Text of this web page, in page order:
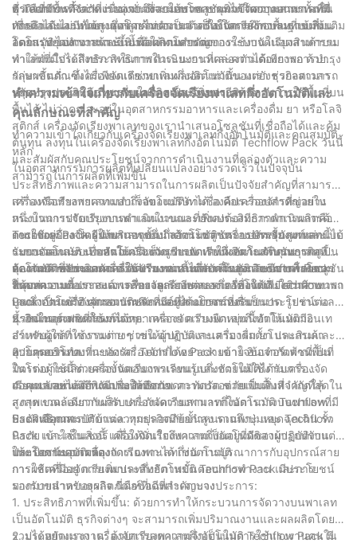
ธุรกิจที่มีพื้นที่จำกัด เนื่องจากช่วยให้พวกเขาเพิ่มขีดความสามารถใน
การดำเนินงานได้สูงสุดโดยไม่จำเป็นต้องใช้โครงสร้างพื้นฐานเพิ่มเติม
ตัวเลือกการตั้งค่าที่ง่ายดาย จึงสามารถควบคุมได้โดยบุคลากรทั้งที่มี
ทักษะและไม่มีทักษะ ซึ่งช่วยลดความจำเป็นในการฝึกอบรมที่เข้มข้น
ลดการหยุดทำงานและเพิ่มผลผลิตโดยรวม
ที่ Techflow Pack เรามุ่งมั่นที่จะมอบโซลูชันการจัดวางบนพาเลทที่
เชื่อถือได้และทนทานแก่ลูกค้าของเรา เครื่องจัดเรียงพาเลทแบบกึ่ง
อัตโนมัติของเราสร้างขึ้นเพื่อให้ทนทานต่อการใช้งานในอุตสาหกรรม
ทำให้มั่นใจได้ถึงประสิทธิภาพในระยะยาวและความต้องการการบำรุง
รักษาขั้นต่ำ ซึ่งไม่เพียงแต่ช่วยเพิ่มผลผลิตเท่านั้น แต่ยังช่วยลดเวลา
หยุดทำงานและต้นทุนรวมในการเป็นเจ้าของอีกด้วย
โดยสรุป ไม่สามารถเน้นย้ำถึงความสำคัญของระบบจัดเรียงสินค้าบน
พาเลทที่มีประสิทธิภาพในการดำเนินงานที่คล่องตัวได้เพียงพอ ด้วย
กลุ่มผลิตภัณฑ์เครื่องจัดเรียงพาเลทกึ่งอัตโนมัติของเรา ธุรกิจสามารถ
ปรับปรุงประสิทธิภาพ เพิ่มผลผลิต และเพิ่มประสิทธิภาพการใช้พื้นที่บน
พื้นได้ ไม่ว่าคุณจะอยู่ในอุตสาหกรรมอาหารและเครื่องดื่ม ยา หรือโลจิ
สติกส์ เครื่องจัดเรียงพาเลทของเรานำเสนอโซลูชันที่เชื่อถือได้และคุ้ม
ต้นทุน ลงทุนในเครื่องจัดเรียงพาเลทกึ่งอัตโนมัติ Techflow Pack วันนี้
และสัมผัสกับคุณประโยชน์จากการดำเนินงานที่คล่องตัวและความ
สามารถในการผลิตที่เพิ่มขึ้น
ทำความเข้าใจเกี่ยวกับเครื่องจัดเรียงพาเลทกึ่งอัตโนมัติและ
คุณลักษณะที่สำคัญ
ทำความเข้าใจเกี่ยวกับเครื่องจัดเรียงพาเลทกึ่งอัตโนมัติและคุณสมบัติ
หลัก
ในอุตสาหกรรมการผลิตที่เปลี่ยนแปลงอย่างรวดเร็วในปัจจุบัน
ประสิทธิภาพและความสามารถในการผลิตเป็นปัจจัยสำคัญที่สามารถ
สร้างหรือทำลายความสำเร็จของบริษัทได้ องค์ประกอบสำคัญอย่าง
หนึ่งในการปรับปรุงการดำเนินงานและเพิ่มประสิทธิภาพการผลิตคือ
การใช้เครื่องจัดเรียงพาเลทแบบกึ่งอัตโนมัติ เครื่องจักรขั้นสูงเหล่านี้ได้
รับการออกแบบเพื่อทำให้กระบวนการจัดเรียงผลิตภัณฑ์บนพาเลทเป็น
อัตโนมัติ ซึ่งช่วยลดการใช้แรงงานคนและเพิ่มประสิทธิภาพโดยรวม
ในบทความนี้ เราจะเจาะลึกรายละเอียดของเครื่องจัดเรียงสินค้าบนพา
เลทกึ่งอัตโนมัติ คุณสมบัติหลัก และประโยชน์ที่จะเป็นประโยชน์ต่อ
ธุรกิจในอุตสาหกรรมต่างๆ
เครื่องจัดเรียงพาเลทแบบกึ่งอัตโนมัติตามชื่อ คือเครื่องจักรที่ช่วยใน
กระบวนการจัดเรียงบนพาเลทในขณะที่ยังคงต้องมีการดำเนินการด้วย
ตนเองอยู่บ้าง โดยนำเสนอจุดกึ่งกลางระหว่างระบบจัดเรียงพาเลทแบบ
แมนนวลและระบบอัตโนมัติเต็มรูปแบบ ทำให้เหมาะสำหรับธุรกิจที่
ต้องจัดการกับผลิตภัณฑ์ในปริมาณปานกลางถึงสูงและต้องการโซลูชัน
ที่คุ้มค่า
Techflow Pack ผู้ให้บริการชั้นนำด้านโซลูชันการบรรจุภัณฑ์และ
ระบบอัตโนมัติ นำเสนอเครื่องจัดเรียงพาเลทกึ่งอัตโนมัติคุณภาพสูง
หลากหลายประเภท เครื่องจักรเหล่านี้ได้รับการออกแบบมาเพื่อตอบ
สนองความต้องการเฉพาะของลูกค้าแต่ละราย เพื่อให้มั่นใจว่าสามารถ
บูรณาการเข้ากับสายการผลิตที่มีอยู่ได้อย่างราบรื่น
คุณสมบัติหลักของเครื่องจัดเรียงพาเลทกึ่งอัตโนมัติ Techflow Pack
1. ความอเนกประสงค์: เครื่องจัดเรียงพาเลทกึ่งอัตโนมัติ Techflow
Pack เป็นเครื่องจักรอเนกประสงค์ที่สามารถรองรับขนาด รูปร่าง และ
น้ำหนักของผลิตภัณฑ์ได้หลากหลาย ความยืดหยุ่นนี้ทำให้เหมาะ
สำหรับอุตสาหกรรมต่างๆ เช่น อาหารและเครื่องดื่ม ยา และสินค้า
อุปโภคบริโภค
2. อินเทอร์เฟซที่ใช้งานง่าย: เครื่องจัดเรียงพาเลทกึ่งอัตโนมัติมีอินเท
อร์เฟซผู้ใช้ที่ใช้งานง่าย ช่วยให้ผู้ปฏิบัติงานสามารถตั้งโปรแกรมและ
ควบคุมการทำงานของเครื่องจักรได้อย่างง่ายดาย อินเทอร์เฟซที่เป็น
มิตรต่อผู้ใช้นี้ช่วยลดขั้นตอนการเรียนรู้และช่วยให้ใช้งานเครื่องจัด
เรียงพาเลทได้อย่างมีประสิทธิภาพ
3. การออกแบบที่กะทัดรัด: Techflow Pack เข้าใจข้อจำกัดด้านพื้นที่
ในโรงงานผลิต เครื่องจัดเรียงพาเลทแบบกึ่งอัตโนมัติได้รับการ
ออกแบบอย่างพิถีพิถันเพื่อให้มีขนาดกะทัดรัด ช่วยเพิ่มพื้นที่จำกัดให้
สูงสุด ขณะเดียวกันก็รับประกันความสามารถในการวางบนพาเลทที่มี
ประสิทธิภาพ
4. คุณลักษณะด้านความปลอดภัย: ความปลอดภัยเป็นสิ่งสำคัญที่สุดใน
สภาพแวดล้อมการผลิต เครื่องจัดเรียงพาเลทกึ่งอัตโนมัติ Techflow
Pack มีคุณสมบัติด้านความปลอดภัยขั้นสูง รวมถึงปุ่มหยุดฉุกเฉิน รั้ว
นิรภัย และเซ็นเซอร์ เพื่อให้มั่นใจถึงความเป็นอยู่ที่ดีของผู้ปฏิบัติงาน
และป้องกันอุบัติเหตุ
5. ตัวเลือกการปรับแต่ง: ทุกธุรกิจมีข้อกำหนดเฉพาะ และ Techflow
Pack เข้าใจในสิ่งนี้ เครื่องจัดเรียงพาเลทกึ่งอัตโนมัติสามารถปรับแต่ง
ให้ตรงตามความต้องการเฉพาะได้ เช่น การบูรณาการกับอุปกรณ์สาย
การผลิตที่มีอยู่ การเพิ่มประสิทธิภาพขั้นตอนการทำงาน และการ
รองรับขนาดของผลิตภัณฑ์ที่เฉพาะเจาะจง
ประโยชน์ของเครื่องจัดเรียงพาเลทกึ่งอัตโนมัติ
การใช้เครื่องจัดเรียงพาเลทกึ่งอัตโนมัติ Techflow Pack มีประโยชน์
มากมายสำหรับธุรกิจ นี่คือข้อดีที่สำคัญบางประการ:
1. ประสิทธิภาพที่เพิ่มขึ้น: ด้วยการทำให้กระบวนการจัดวางบนพาเลท
เป็นอัตโนมัติ ธุรกิจต่างๆ จะสามารถเพิ่มปริมาณงานและผลผลิตโดย
รวมได้อย่างมาก เครื่องจัดเรียงพาเลทกึ่งอัตโนมัติ Techflow Pack มี
2. ประหยัดแรงงาน: ด้วยการลดความจำเป็นในการใช้แรงงานคนใน